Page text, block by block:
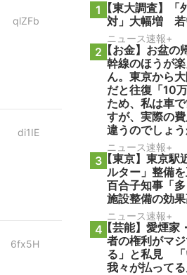
qlZFb
di1IE
6fx5H
1 【東大調査】
対」大幅増 若
ニュース速報+
2 【お金】お盆
幹線のほうが
ん。東京から
だと往復「10
ため、私は車
すが、実際の
違うのでしょう
ニュース速報+
3【東京】東京駅
ルター」整備
百合子知事「多
施設整備の効果
ニュース速報+
4【芸能】愛煙家
者の権利がマ
る」と私見 「
我々が払ってる